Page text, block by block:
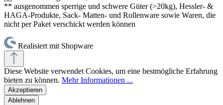
** ausgenommen sperrige und schwere Güter (>20kg), Hessler- &
HAGA-Produkte, Sack- Matten- und Rollenware sowie Waren, die
nicht per Paket verschickt werden können
Realisiert mit Shopware
Diese Website verwendet Cookies, um eine bestmögliche Erfahrung
bieten zu können. Mehr Informationen ...
Akzeptieren
Ablehnen